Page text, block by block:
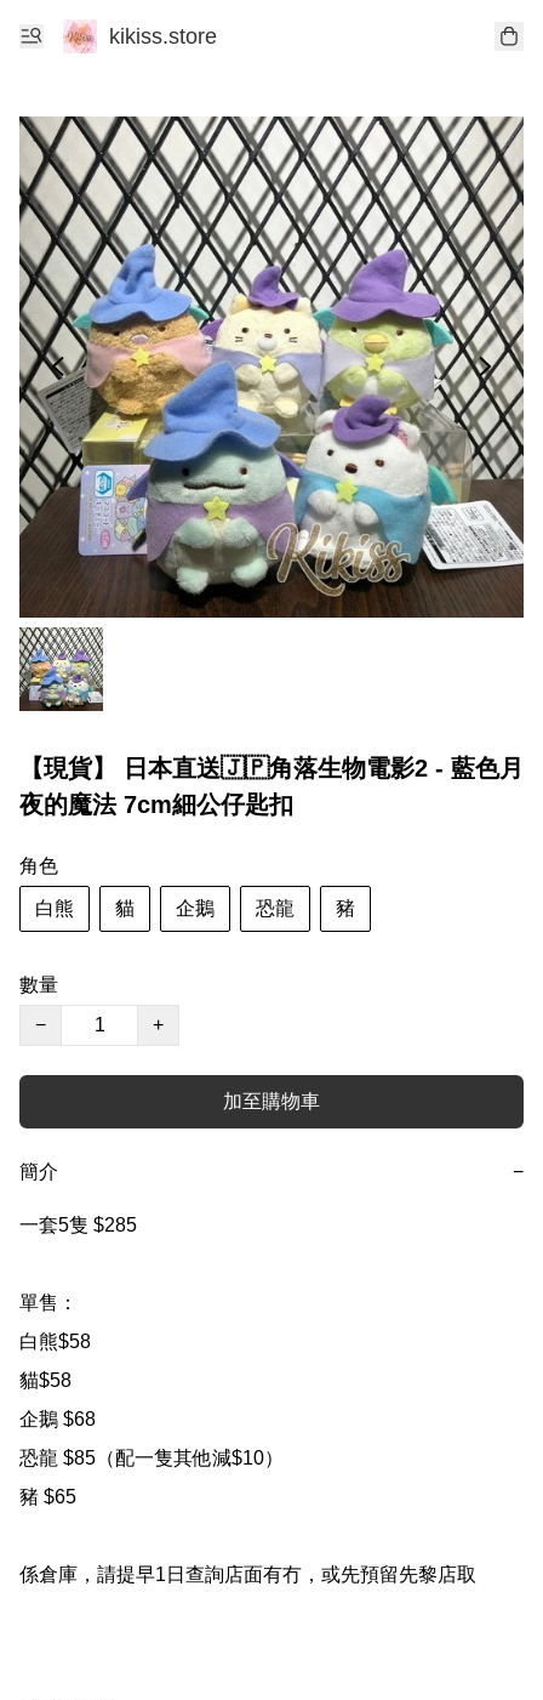
kikiss.store
【現貨】 日本直送🇯🇵角落生物電影2 - 藍色月
夜的魔法 7cm細公仔匙扣
角色
白熊 貓 企鵝 恐龍 豬
數量
−
+
加至購物車
簡介 −
一套5隻 $285
單售：
白熊$58
貓$58
企鵝 $68
恐龍 $85（配一隻其他減$10）
豬 $65
係倉庫，請提早1日查詢店面有冇，或先預留先黎店取